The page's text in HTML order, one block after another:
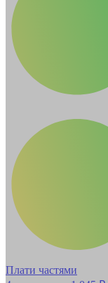
Плати частями